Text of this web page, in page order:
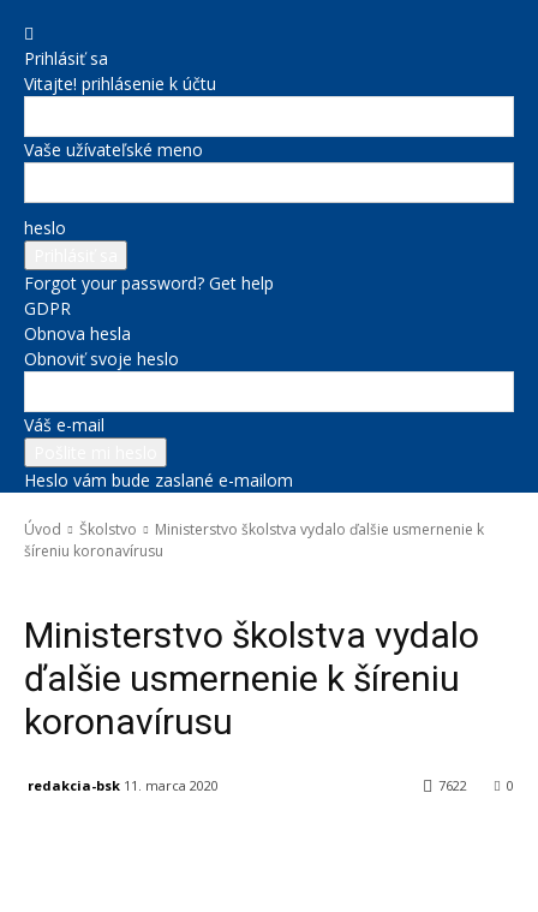
Prihlásiť sa
Vitajte! prihlásenie k účtu
Vaše užívateľské meno
heslo
Forgot your password? Get help
GDPR
Obnova hesla
Obnoviť svoje heslo
Váš e-mail
Heslo vám bude zaslané e-mailom
Úvod Školstvo
Ministerstvo školstva vydalo ďalšie usmernenie k
šíreniu koronavírusu
Ministerstvo školstva vydalo
ďalšie usmernenie k šíreniu
koronavírusu
redakcia-bsk 11. marca 2020 0
7622